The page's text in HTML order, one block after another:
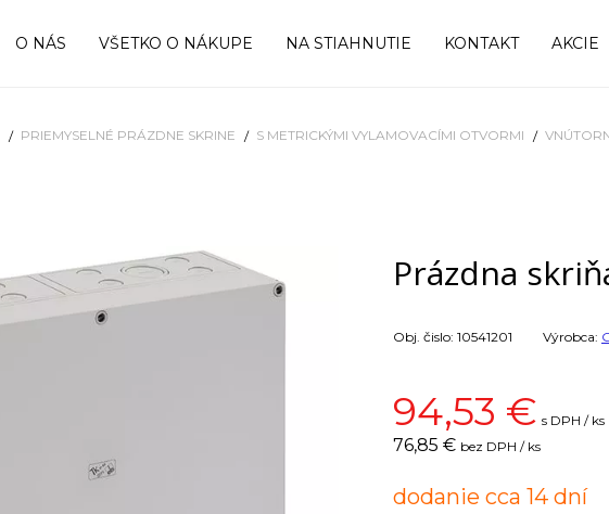
O NÁS VŠETKO O NÁKUPE NA STIAHNUTIE KONTAKT AKCIE
PRIEMYSELNÉ PRÁZDNE SKRINE S METRICKÝMI VYLAMOVACÍMI OTVORMI
Prázdna
Obj. čislo: 10541201 Výrobca:
94,53 € s DPH / ks
76,85 € bez DPH / ks
dodanie cca 14 dní